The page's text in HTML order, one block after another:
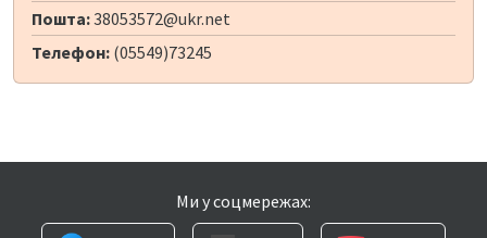
Пошта:38053572@ukr.net
Телефон: (05549)73245
Ми у соцмережах: